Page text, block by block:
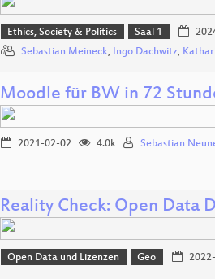
Ethics, Society & Politics Saal 1
Sebastian Meineck, Ingo Dachwitz,
Moodle für BW in 72
2021-02-02 4.0k Sebastian
Reality Check: Open Data
Open Data und Lizenzen Geo